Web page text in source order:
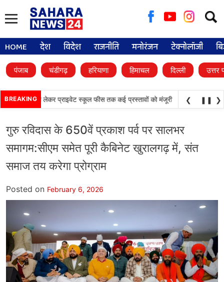
for:
HOME देश विदेश राजनीति मनोरंजन टेक्नोलॉजी
पंजाब चंडीगढ़ हरियाणा हिमाचल दिल्ली उत्तर
BREAKINGसे लेकर प्राइवेट स्कूल फीस तक कई प्रस्तावों को मंजूरी • पंजाब विधानसभा
❮ ❚❚ ❯
गुरु रविदास के 650वें प्रकाश पर्व पर सालभर
समागम:सीएम समेत पूरी कैबिनेट खुरालगढ़ में, संत
समाज तय करेगा प्रोग्राम
Posted on February 6, 2026